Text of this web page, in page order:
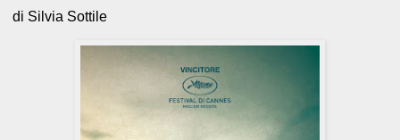
di Silvia Sottile